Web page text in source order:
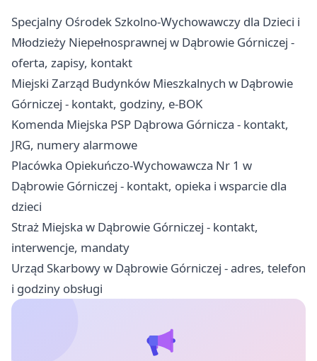
Specjalny Ośrodek Szkolno-Wychowawczy dla Dzieci i
Młodzieży Niepełnosprawnej w Dąbrowie Górniczej -
oferta, zapisy, kontakt
Miejski Zarząd Budynków Mieszkalnych w Dąbrowie
Górniczej - kontakt, godziny, e-BOK
Komenda Miejska PSP Dąbrowa Górnicza - kontakt,
JRG, numery alarmowe
Placówka Opiekuńczo-Wychowawcza Nr 1 w
Dąbrowie Górniczej - kontakt, opieka i wsparcie dla
dzieci
Straż Miejska w Dąbrowie Górniczej - kontakt,
interwencje, mandaty
Urząd Skarbowy w Dąbrowie Górniczej - adres, telefon
i godziny obsługi